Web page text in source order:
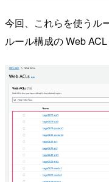
今回、これらを使うル
ルール構成の Web